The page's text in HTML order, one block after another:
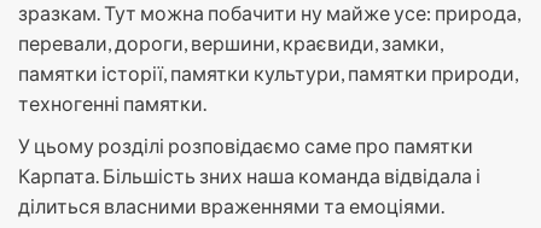
зразкам. Тут можна побачити ну майже усе: природа,
перевали, дороги, вершини, краєвиди, замки,
памятки історії, памятки культури, памятки природи,
техногенні памятки.
У цьому розділі розповідаємо саме про памятки
Карпата. Більшість зних наша команда відвідала і
ділиться власними враженнями та емоціями.